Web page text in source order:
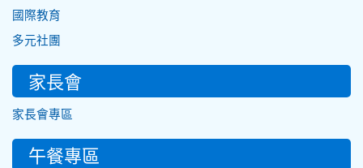
國際教育
多元社團
家長會
家長會專區
午餐專區